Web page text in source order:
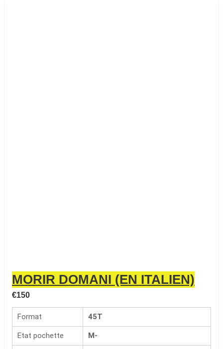
MORIR DOMANI (EN ITALIEN)
€150
Format 45T
Etat pochette M-